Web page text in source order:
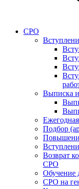
СРО
Выписка
Подбор
Возврат
СРО
Обучение
СРО на